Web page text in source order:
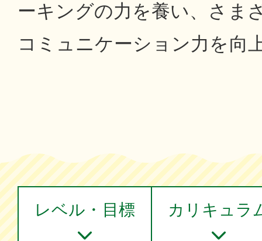
ーキングの力を養い、さま
コミュニケーション力を向
レベル・目標 カリキュラ